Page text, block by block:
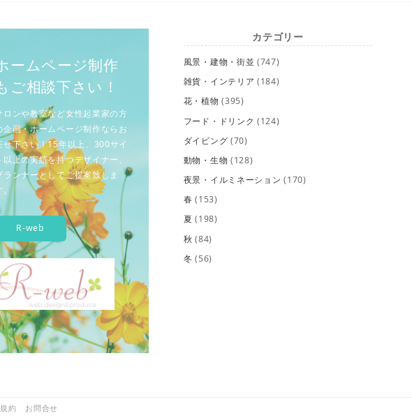
ームページ制作
ご相談下さい！
ロンや教室など女性起業家の方
企画・ホームページ制作ならお
せ下さい！15年以上、300サイ
以上の実績を持つデザイナー、
ランナーとしてご提案致しま
。
R-web
カテゴリー
風景・建物・街並 (747)
雑貨・インテリア (184)
花・植物 (395)
フード・ドリンク (124)
ダイビング (70)
動物・生物 (128)
夜景・イルミネーション (170)
春 (153)
夏 (198)
秋 (84)
冬 (56)
約 お問合せ